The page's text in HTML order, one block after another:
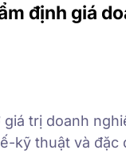
định giá
trị doanh
kỹ thuật và đặc